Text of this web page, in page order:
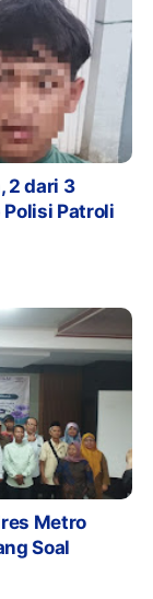
2 dari 3
Patroli
Metro
Soal